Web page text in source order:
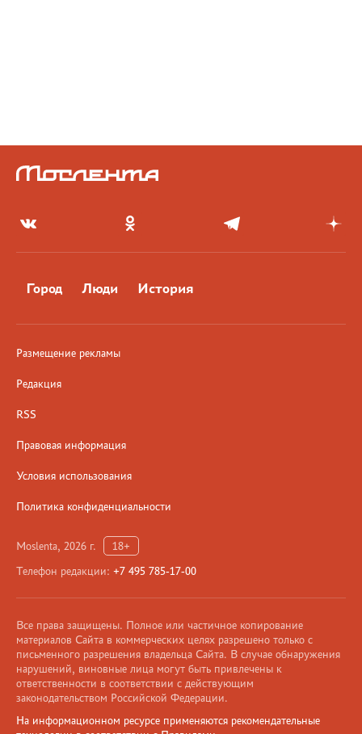
Город Люди История
Размещение рекламы
Редакция
RSS
Правовая информация
Условия использования
Политика конфиденциальности
Moslenta, 2026 г.
18+
Телефон редакции: +7 495 785-17-00
Все права защищены. Полное или частичное копирование
материалов Сайта в коммерческих целях разрешено только с
письменного разрешения владельца Сайта. В случае обнаружения
нарушений, виновные лица могут быть привлечены к
ответственности в соответствии с действующим
законодательством Российской Федерации.
На информационном ресурсе применяются рекомендательные